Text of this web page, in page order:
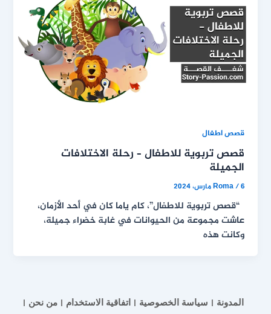
قصص اطفال
قصص تربوية للاطفال – رحلة الاختلافات
الجميلة
Roma/6 مارس، 2024
“قصص تربوية للاطفال”، كام ياما كان في أحد الأزمان،
عاشت مجموعة من الحيوانات في غابة خضراء جميلة،
وكانت هذه
المدونة سياسة الخصوصية اتفاقية الاستخدام من نحن